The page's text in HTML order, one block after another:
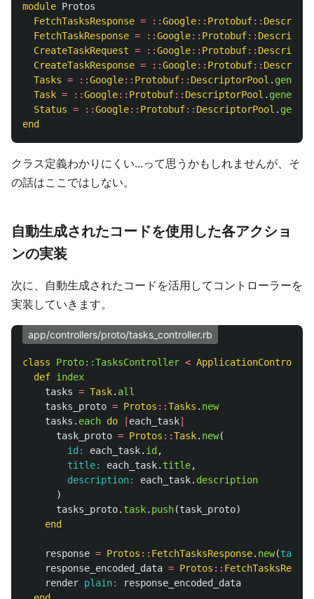
module Protos
FetchTasksResponse = ::Google:: Protobuf::
FetchTaskResponse = ::Google:: Protobuf::
CreateTaskRequest = ::Google:: Protobuf::
CreateTaskResponse = ::Google:: Protobuf::
Tasks = ::Google:: Protobuf:: DescriptorPool .
Task = ::Google:: Protobuf:: DescriptorPool .
Status = ::Google:: Protobuf:: DescriptorPool .
end
クラス定義わかりにくい...って思うかもしれませんが、そ
の話はここではしない。
自動生成されたコードを使用した各アクショ
ンの実装
次に、自動生成されたコードを活用してコントローラーを
実装していきます。
app/controllers/proto/tasks_controller.rb
class Proto::TasksController < ApplicationController
def index
tasks = Task. all
tasks_proto = Protos ::Tasks . new
tasks . each do each_task
task_proto = Protos ::Task. new(
id: each_task. id ,
title: each_task. title,
description: each_task. description
)
tasks_proto. task. push(task_proto)
end
response = Protos :: FetchTasksResponse. new(
response_encoded_data = Protos ::
render plain:
response_encoded_data